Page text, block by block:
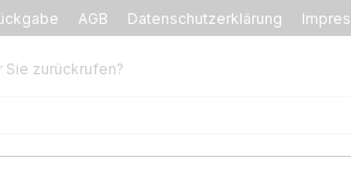
AGB Datenschutzerklärung
Sie zurückrufen?